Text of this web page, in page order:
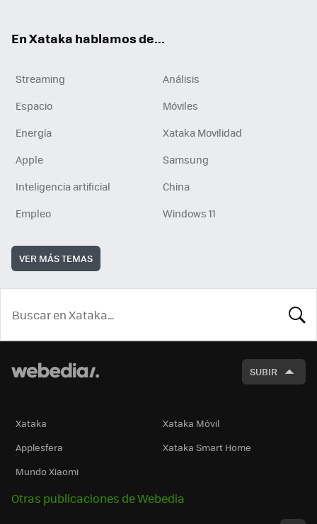
En Xataka hablamos de...
Streaming
Análisis
Espacio
Móviles
Energía
Xataka Movilidad
Apple
Samsung
Inteligencia artificial
China
Empleo
Windows 11
VER MÁS TEMAS
SUBIR
Xataka
Xataka Móvil
Applesfera
Xataka Smart Home
Mundo Xiaomi
Otras publicaciones de Webedia